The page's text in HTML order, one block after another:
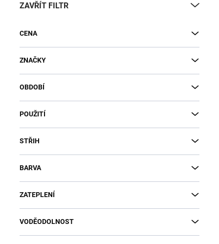
ZAVŘÍT FILTR
CENA
ZNAČKY
OBDOBÍ
POUŽITÍ
STŘIH
BARVA
ZATEPLENÍ
VODĚODOLNOST